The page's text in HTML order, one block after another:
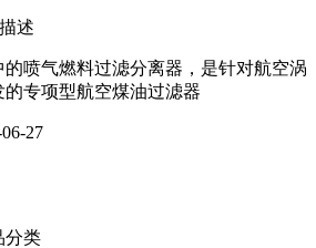
述
喷气燃料过滤分离器，是针对航空涡
专项型航空煤油过滤器
27
分类